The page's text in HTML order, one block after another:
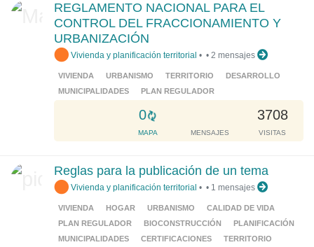
i
n
.
.
REGLAMENTO NACIONAL PARA EL
CONTROL DEL FRACCIONAMIENTO Y
URBANIZACIÓN
Vivienda y planificación territorial •
VIVIENDA URBANISMO TERRITORIO
DESARROLLO
MUNICIPALIDADES
PLAN REGULADOR
0
L
o
a
i
n
g
.
.
MAPA MENSAJES
3708
VISITAS
• 2 mensajes
Reglas para la publicación de un tema
Vivienda y planificación territorial •
VIVIENDA HOGAR URBANISMO
CALIDAD DE VIDA
PLAN REGULADOR
BIOCONSTRUCCIÓN
PLANIFICACIÓN
MUNICIPALIDADES
CERTIFICACIONES TERRITORIO
• 1 mensajes